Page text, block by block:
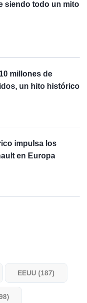
siendo todo un mito
millones de
un hito histórico
impulsa los
en Europa
EEUU (187)